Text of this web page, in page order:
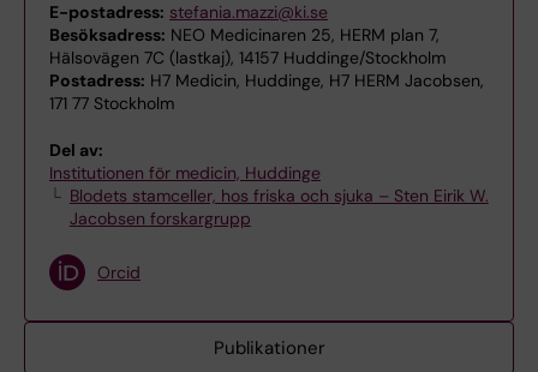
E-postadress: stefania.mazzi@ki.se
Besöksadress: NEO Medicinaren 25, HERM plan 7,
Hälsovägen 7C (lastkaj), 14157 Huddinge/Stockholm
Postadress: H7 Medicin, Huddinge, H7 HERM Jacobsen,
171 77 Stockholm
Del av:
Institutionen för medicin, Huddinge
Blodets stamceller, hos friska och sjuka – Sten Eirik W.
Jacobsen forskargrupp
Orcid
Publikationer